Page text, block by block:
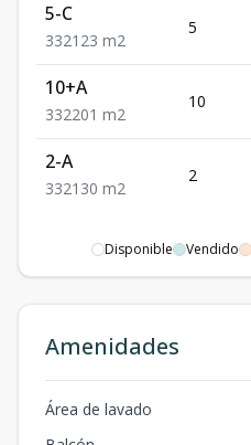
5-C
332123 m2
5
10+A
332201 m2
10
2-A
332130 m2
2
Disponible Vendido
Amenidades
Área de lavado